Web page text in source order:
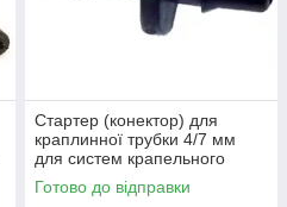
Стартер (конектор) для
краплинної трубки 4/7 мм
для систем крапельного
поливу та мікрозрошення
рослин
Готово до відправки